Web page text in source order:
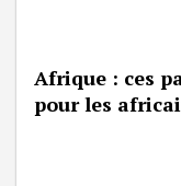
Afrique : ces
pour les